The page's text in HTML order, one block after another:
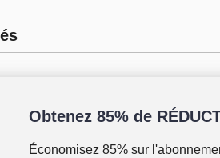
Obtenez 85% de
Économisez 85% sur